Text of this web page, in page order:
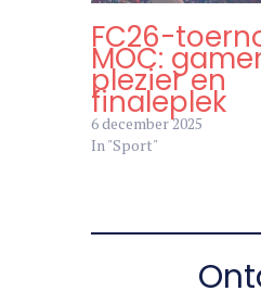
FC26-
MOC:
plezier en
finaleplek
6 december 2025
In "Sport"